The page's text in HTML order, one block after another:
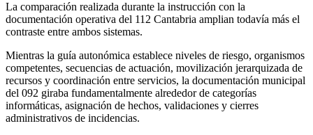
La comparación realizada durante la instrucción con la
documentación operativa del 112 Cantabria amplian todavía más el
contraste entre ambos sistemas.
Mientras la guía autonómica establece niveles de riesgo, organismos
competentes, secuencias de actuación, movilización jerarquizada de
recursos y coordinación entre servicios, la documentación municipal
del 092 giraba fundamentalmente alrededor de categorías
informáticas, asignación de hechos, validaciones y cierres
administrativos de incidencias.